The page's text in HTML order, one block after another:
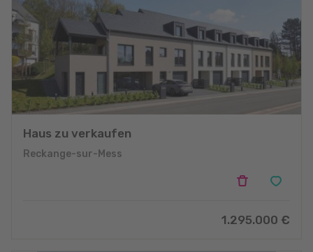
Haus zu verkaufen
Reckange-sur-Mess
1.295.000 €